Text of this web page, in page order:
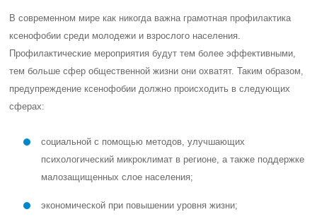
В современном мире как никогда важна грамотная профилактика
ксенофобии среди молодежи и взрослого населения.
Профилактические мероприятия будут тем более эффективными,
тем больше сфер общественной жизни они охватят. Таким образом,
предупреждение ксенофобии должно происходить в следующих
сферах:
социальной с помощью методов, улучшающих
психологический микроклимат в регионе, а также поддержке
малозащищенных слое населения;
экономической при повышении уровня жизни;